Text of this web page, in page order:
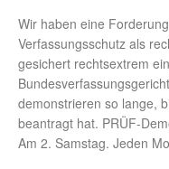
Wir haben eine
Verfassungsschutz als
gesichert rechtsextrem
demonstrieren so lange,
beantragt hat. PRÜF-
Am 2. Samstag. Jeden